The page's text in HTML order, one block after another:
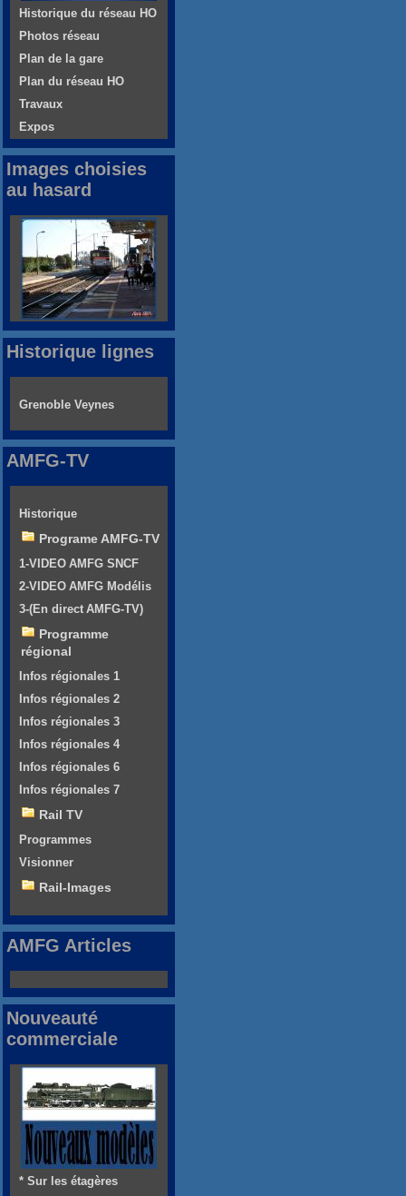
Historique du réseau HO
Photos réseau
Plan de la gare
Plan du réseau HO
Travaux
Expos
Images choisies
au hasard
Historique lignes
Grenoble Veynes
AMFG-TV
Historique
Programe AMFG-TV
1-VIDEO AMFG SNCF
2-VIDEO AMFG Modélis
3-(En direct AMFG-TV)
Programme
régional
Infos régionales 1
Infos régionales 2
Infos régionales 3
Infos régionales 4
Infos régionales 6
Infos régionales 7
Rail TV
Programmes
Visionner
Rail-Images
AMFG Articles
Nouveauté
commerciale
* Sur les étagères